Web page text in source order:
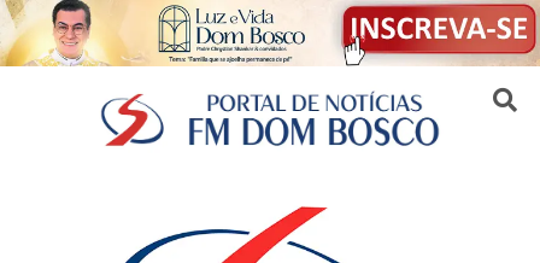
Sair da versão mobile